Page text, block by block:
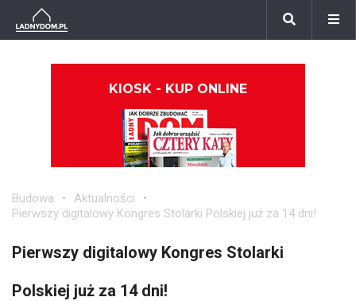
KIOSK - KUP ONLINE
Budowa
Aktualności
Pierwszy digitalowy Kongres Stolarki Polskiej już za 14 dni!
Pierwszy digitalowy Kongres Stolarki
Polskiej już za 14 dni!